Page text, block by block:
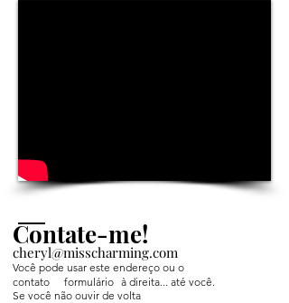
Contate-me!
cheryl@misscharming.com
Você pode usar este endereço ou o
contato
formulário à direita... até você.
Se você não ouvir de volta